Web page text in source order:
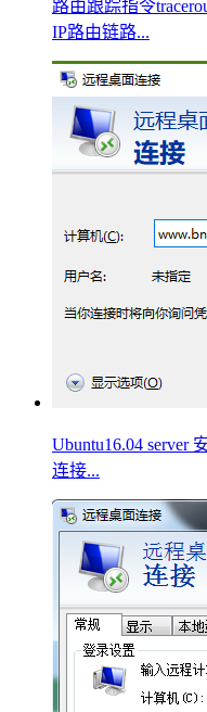
路由跟踪指令
IP路由链路...
Ubuntu16.04 server
连接...